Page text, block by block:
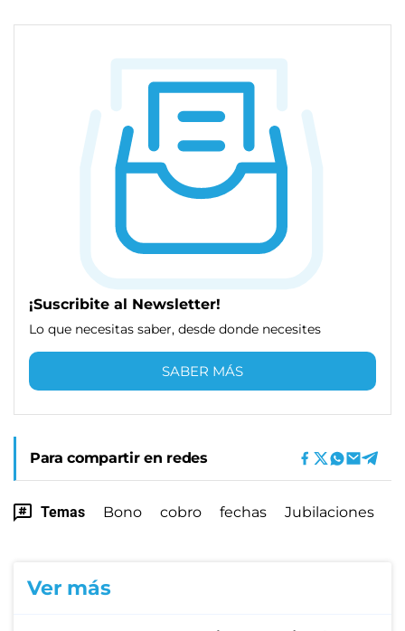
¡Suscribite al Newsletter!
Lo que necesitas saber, desde donde necesites
SABER MÁS
Para compartir en redes
Temas Bono cobro fechas Jubilaciones
Ver más